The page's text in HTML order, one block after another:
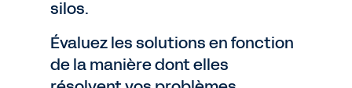
silos.
Évaluez les solutions en fonction
de la manière dont elles